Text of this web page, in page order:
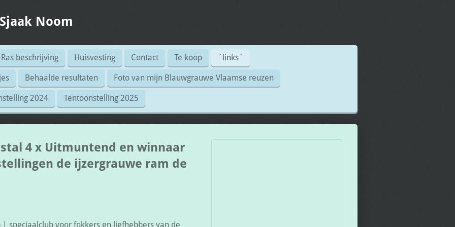
Noom
Ras beschrijving Huisvesting Contact Te koop `links`
Behaalde resultaten Foto van mijn Blauwgrauwe Vlaamse reuzen
2024 Tentoonstelling 2025
4 x Uitmuntend en winnaar
de ijzergrauwe ram de
| speciaalclub voor fokkers en liefhebbers van de